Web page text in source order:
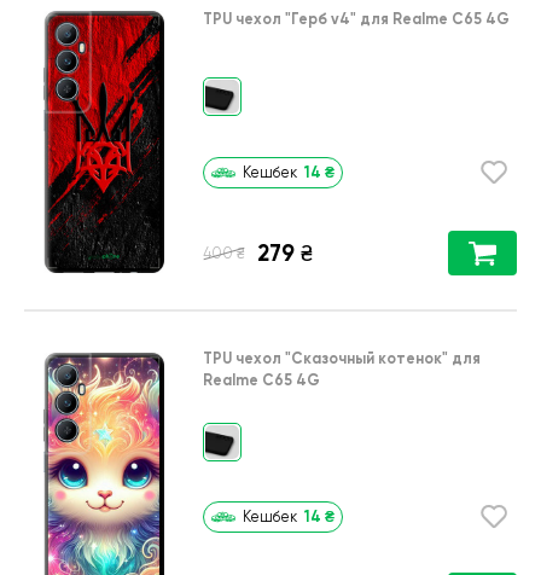
TPU чехол "Герб v4" для Realme C65 4G
Кешбек 14 ₴
400 ₴ 279 ₴
TPU чехол "Сказочный котенок" для
Realme C65 4G
Кешбек 14 ₴